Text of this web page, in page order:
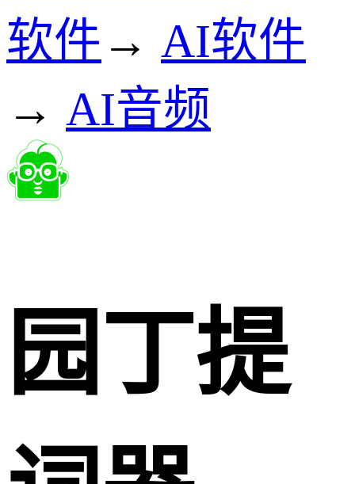
软件 → AI软件
→ AI音频
园丁提